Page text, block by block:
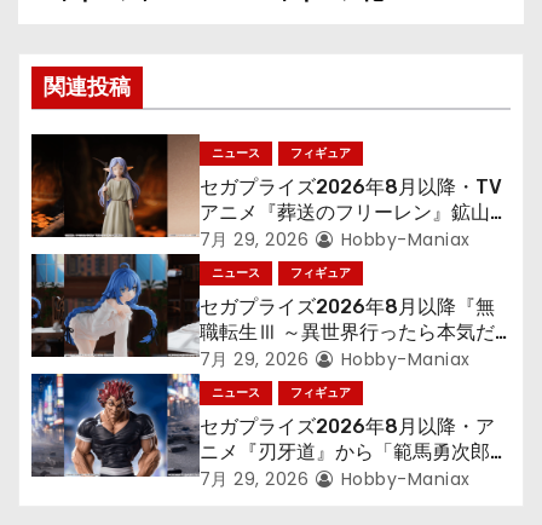
ビ
ゲ
ー
シ
ョ
ン
関連投稿
ニュース フィギュア
セガプライズ2026年8月以降・TV
アニメ『葬送のフリーレン』鉱山で
300年働くことになっっちゃった
「フリーレン」を立体化！
7月 29, 2026 Hobby-Maniax
ニュース フィギュア
セガプライズ2026年8月以降『無
職転生Ⅲ ～異世界行ったら本気だ
す～』から「ロキシー」のフィギュ
アが登場！
7月 29, 2026 Hobby-Maniax
ニュース フィギュア
セガプライズ2026年8月以降・ア
ニメ『刃牙道』から「範馬勇次郎」
が登場ッッ!!
7月 29, 2026 Hobby-Maniax